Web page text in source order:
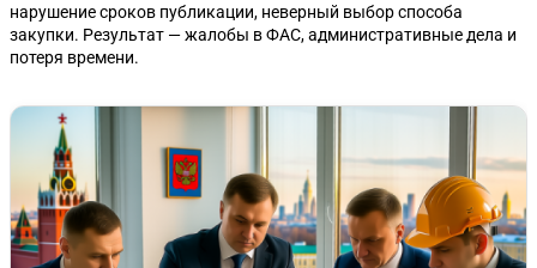
нарушение сроков публикации, неверный выбор способа
закупки. Результат — жалобы в ФАС, административные дела и
потеря времени.